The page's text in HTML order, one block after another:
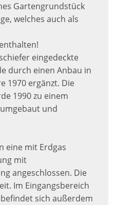
Gartengrundstück
welches auch als
eingedeckte
durch einen Anbau in
1970 ergänzt. Die
1990 zu einem
und
eine mit Erdgas
mit
angeschlossen. Die
Im Eingangsbereich
sich außerdem